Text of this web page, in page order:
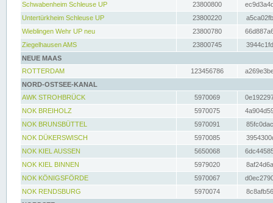
Schwabenheim Schleuse UP
23800800
Untertürkheim Schleuse UP
23800220
Wieblingen Wehr UP neu
23800780
Ziegelhausen AMS
23800745
NEUE MAAS
ROTTERDAM
123456786
NORD-OSTSEE-KANAL
AWK STROHBRÜCK
5970069
NOK BREIHOLZ
5970075
NOK BRUNSBÜTTEL
5970091
NOK DÜKERSWISCH
5970085
NOK KIEL AUSSEN
5650068
NOK KIEL BINNEN
5979020
NOK KÖNIGSFÖRDE
5970067
NOK RENDSBURG
5970074